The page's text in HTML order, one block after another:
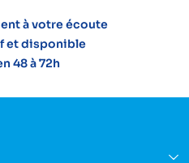
à votre écoute
et disponible
48 à 72h